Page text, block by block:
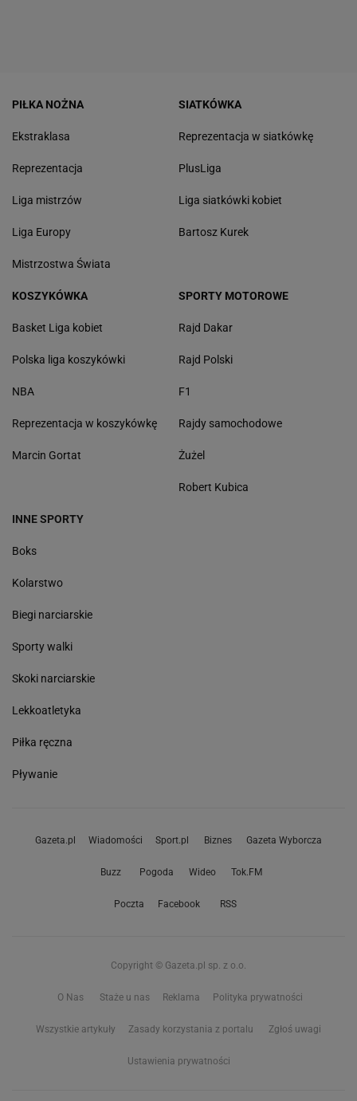
PIŁKA NOŻNA
Ekstraklasa
Reprezentacja
Liga mistrzów
Liga Europy
Mistrzostwa Świata
SIATKÓWKA
Reprezentacja w siatkówkę
PlusLiga
Liga siatkówki kobiet
Bartosz Kurek
KOSZYKÓWKA
Basket Liga kobiet
Polska liga koszykówki
NBA
Reprezentacja w koszykówkę
Marcin Gortat
SPORTY MOTOROWE
Rajd Dakar
Rajd Polski
F1
Rajdy samochodowe
Żużel
Robert Kubica
INNE SPORTY
Boks
Kolarstwo
Biegi narciarskie
Sporty walki
Skoki narciarskie
Lekkoatletyka
Piłka ręczna
Pływanie
Gazeta.pl Wiadomości Sport.pl Biznes Gazeta Wyborcza
Buzz Pogoda Wideo Tok.FM
Poczta Facebook RSS
Copyright © Gazeta.pl sp. z o.o.
O Nas Staże u nas Reklama Polityka prywatności
Wszystkie artykuły Zasady korzystania z portalu Zgłoś uwagi
Ustawienia prywatności